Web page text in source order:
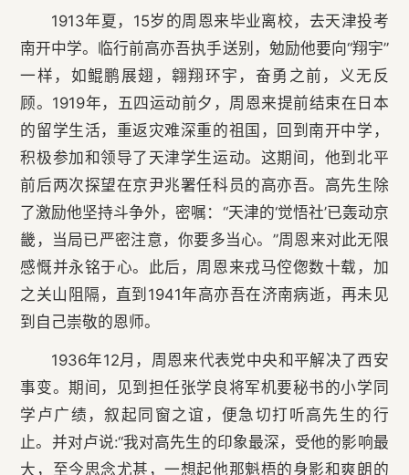
1913年夏，15岁的周恩来毕业离校，去天津投考
南开中学。临行前高亦吾执手送别，勉励他要向“翔宇”
一样，如鲲鹏展翅，翱翔环宇，奋勇之前，义无反
顾。1919年，五四运动前夕，周恩来提前结束在日本
的留学生活，重返灾难深重的祖国，回到南开中学，
积极参加和领导了天津学生运动。这期间，他到北平
前后两次探望在京尹兆署任科员的高亦吾。高先生除
了激励他坚持斗争外，密嘱：“天津的‘觉悟社’已轰动京
畿，当局已严密注意，你要多当心。”周恩来对此无限
感慨并永铭于心。此后，周恩来戎马倥偬数十载，加
之关山阻隔，直到1941年高亦吾在济南病逝，再未见
到自己崇敬的恩师。
1936年12月，周恩来代表党中央和平解决了西安
事变。期间，见到担任张学良将军机要秘书的小学同
学卢广绩，叙起同窗之谊，便急切打听高先生的行
止。并对卢说:“我对高先生的印象最深，受他的影响最
大，至今思念尤甚，一想起他那魁梧的身影和爽朗的